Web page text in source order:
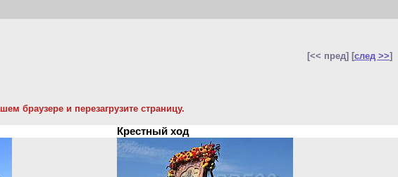
[<< пред] [след >>]
браузере и перезагрузите страницу.
Крестный ход